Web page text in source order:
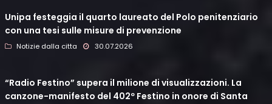
Unipa festeggia il quarto laureato del Polo penitenziario
con una tesi sulle misure di prevenzione
Notizie dalla citta 30.07.2026
“Radio Festino” supera il milione di visualizzazioni. La
canzone-manifesto del 402º Festino in onore di Santa